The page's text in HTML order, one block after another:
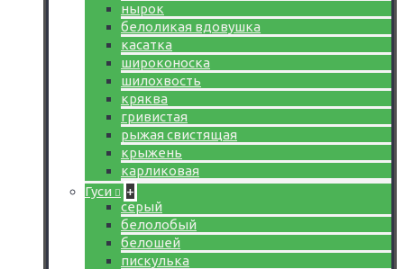
нырок
белоликая вдовушка
касатка
широконоска
шилохвость
кряква
гривистая
рыжая свистящая
крыжень
карликовая
Гуси
+
серый
белолобый
белошей
пискулька